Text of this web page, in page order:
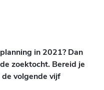
in 2021? Dan
zoektocht. Bereid je
de volgende vijf